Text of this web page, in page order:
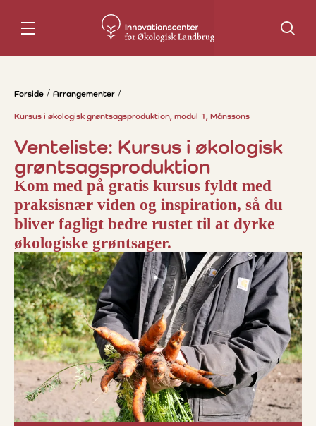
Søg
Forside Arrangementer
Kursus i økologisk grøntsagsproduktion, modul 1, Månssons
Venteliste: Kursus i økologisk
grøntsagsproduktion
Kom med på gratis kursus fyldt med
praksisnær viden og inspiration, så du
bliver fagligt bedre rustet til at dyrke
økologiske grøntsager.